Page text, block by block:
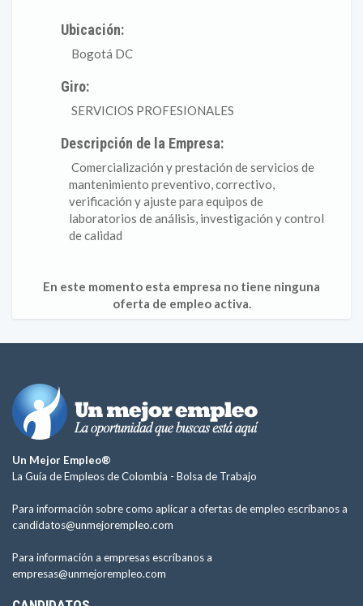
Ubicación:
Bogotá DC
Giro:
SERVICIOS PROFESIONALES
Descripción de la Empresa:
Comercialización y prestación de servicios de
mantenimiento preventivo, correctivo,
verificación y ajuste para equipos de
laboratorios de análisis, investigación y control
de calidad
En este momento esta empresa no tiene ninguna
oferta de empleo activa.
Un Mejor Empleo®
La Guía de Empleos de Colombia - Bolsa de Trabajo
Para información sobre como aplicar a ofertas de empleo escríbanos a
candidatos@unmejorempleo.com
Para información a empresas escríbanos a
empresas@unmejorempleo.com